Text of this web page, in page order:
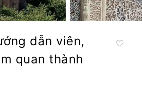
dẫn viên,
quan thành